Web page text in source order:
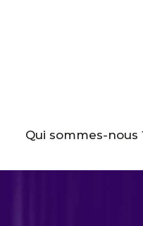
Qui sommes-nous